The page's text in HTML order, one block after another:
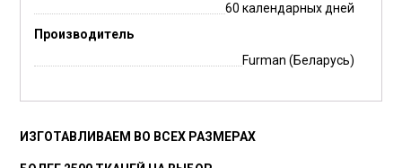
60 календарных дней
Производитель
Furman (Беларусь)
ИЗГОТАВЛИВАЕМ ВО ВСЕХ РАЗМЕРАХ